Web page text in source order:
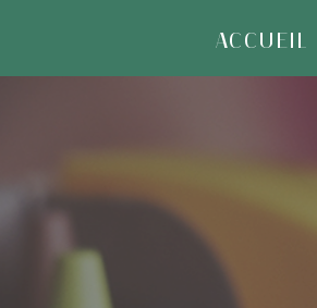
ACCUEIL